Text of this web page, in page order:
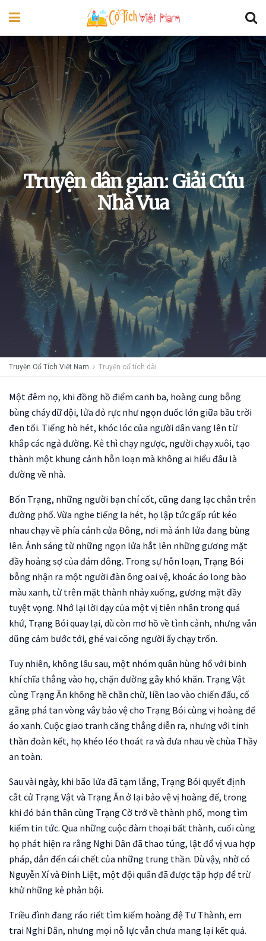
Truyện dân gian: Giải Cứu
Nhà Vua
Truyện Cổ Tích Việt Nam Truyện cổ tích dài
Một đêm nọ, khi đồng hồ điểm canh ba, hoàng cung bỗng
bùng cháy dữ dội, lửa đỏ rực như ngọn đuốc lớn giữa bầu trời
đen tối. Tiếng hò hét, khóc lóc của người dân vang lên từ
khắp các ngả đường. Kẻ thì chạy ngược, người chạy xuôi, tạo
thành một khung cảnh hỗn loạn mà không ai hiểu đâu là
đường về nhà.
Bốn Trạng, những người bạn chí cốt, cũng đang lạc chân trên
đường phố. Vừa nghe tiếng la hét, họ lập tức gấp rút kéo
nhau chạy về phía cánh cửa Đông, nơi mà ánh lửa đang bùng
lên. Ánh sáng từ những ngọn lửa hắt lên những gương mặt
đầy hoảng sợ của đám đông. Trong sự hỗn loạn, Trạng Bói
bỗng nhận ra một người đàn ông oai vệ, khoác áo long bào
màu xanh, từ trên mặt thành nhảy xuống, gương mặt đầy
tuyệt vọng. Nhớ lại lời dạy của một vị tiên nhân trong quá
khứ, Trạng Bói quay lại, dù còn mơ hồ về tình cảnh, nhưng vẫn
dũng cảm bước tới, ghé vai cõng người ấy chạy trốn.
Tuy nhiên, không lâu sau, một nhóm quân hùng hổ với binh
khí chĩa thẳng vào họ, chặn đường gây khó khăn. Trạng Vật
cùng Trạng Ăn không hề chần chừ, liền lao vào chiến đấu, cố
gắng phá tan vòng vây bảo vệ cho Trạng Bói cùng vị hoàng đế
áo xanh. Cuộc giao tranh căng thẳng diễn ra, nhưng với tinh
thần đoàn kết, họ khéo léo thoát ra và đưa nhau về chùa Thầy
an toàn.
Sau vài ngày, khi bão lửa đã tạm lắng, Trạng Bói quyết định
cắt cử Trạng Vật và Trạng Ăn ở lại bảo vệ vị hoàng đế, trong
khi đó bản thân cùng Trạng Cờ trở về thành phố, mong tìm
kiếm tin tức. Qua những cuộc đàm thoại bất thành, cuối cùng
họ phát hiện ra rằng Nghi Dân đã thao túng, lật đổ vị vua hợp
pháp, dẫn đến cái chết của những trung thần. Dù vậy, nhờ có
Nguyễn Xí và Đinh Liệt, một đội quân đã được tập hợp để trừ
khử những kẻ phản bội.
Triều đình đang ráo riết tìm kiếm hoàng đệ Tư Thành, em
trai Nghi Dân, nhưng mọi nỗ lực vẫn chưa mang lại kết quả.